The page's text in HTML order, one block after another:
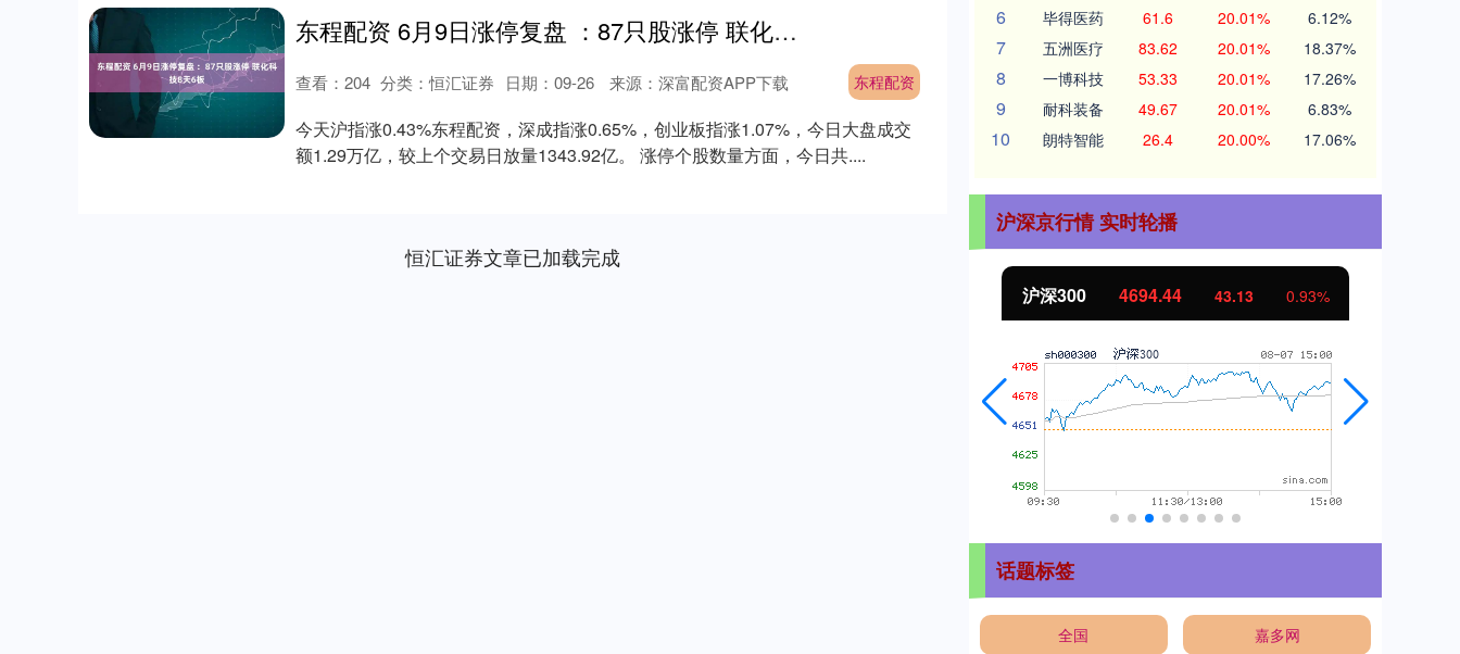
东程配资 6月9日涨停复盘 ：87只股涨停 联化科技8天6板
东程配资
日期：09-26 来源：深富配资APP下载
查看： 204 分类：恒汇证券
今天沪指涨0.43%东程配资，深成指涨0.65%，创业板指涨1.07%，今日大盘成交
额1.29万亿，较上个交易日放量1343.92亿。 涨停个股数量方面，今日共....
恒汇证券文章已加载完成
6 毕得医药 61.6 20.01% 6.12%
7 五洲医疗 83.62 20.01% 18.37%
8 一博科技 53.33 20.01% 17.26%
9 耐科装备 49.67 20.01% 6.83%
10 朗特智能 26.4 20.00% 17.06%
沪深京行情 实时轮播
沪深300 4694.44 43.13 0.93%
话题标签
全国 嘉多网